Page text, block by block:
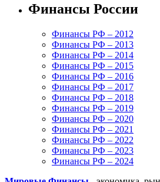
Финансы России
Финансы РФ – 2012
Финансы РФ – 2013
Финансы РФ – 2014
Финансы РФ – 2015
Финансы РФ – 2016
Финансы РФ – 2017
Финансы РФ – 2018
Финансы РФ – 2019
Финансы РФ – 2020
Финансы РФ – 2021
Финансы РФ – 2022
Финансы РФ – 2023
Финансы РФ – 2024